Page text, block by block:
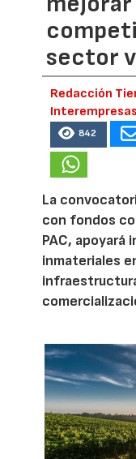
sector
Redacción
Interempresas
842
La
con fondos
PAC, apoyará
inmateriales